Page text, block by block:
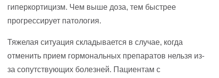
гиперкортицизм. Чем выше доза, тем быстрее
прогрессирует патология.
Тяжелая ситуация складывается в случае, когда
отменить прием гормональных препаратов нельзя из-
за сопутствующих болезней. Пациентам с